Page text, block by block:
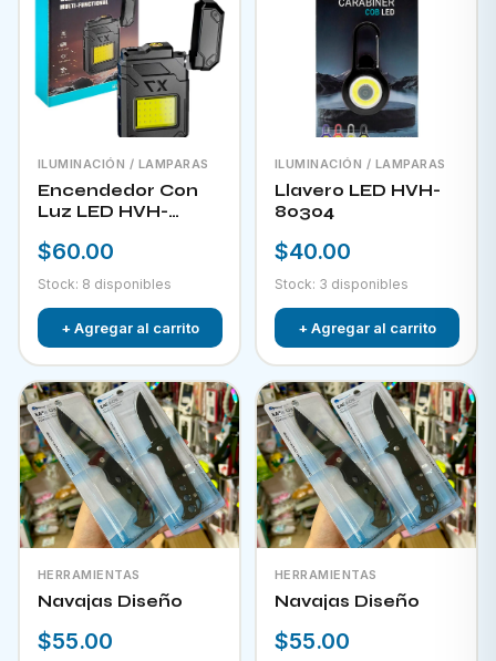
ILUMINACIÓN / LAMPARAS
Encendedor Con
Luz LED HVH-
$60.00
Stock: 8 disponibles
+ Agregar al carrito
ILUMINACIÓN / LAMPARAS
Llavero LED HVH-
80304
$40.00
Stock: 3 disponibles
+ Agregar al carrito
HERRAMIENTAS
Navajas Diseño
$55.00
HERRAMIENTAS
Navajas Diseño
$55.00